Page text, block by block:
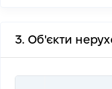
3. Об'єкти